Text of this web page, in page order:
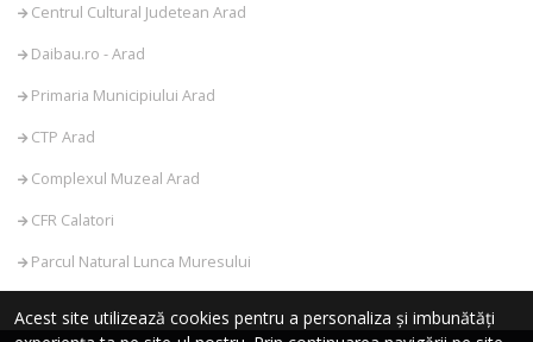
Centrul Cultural Judetean Arad
Daibau.ro - Arad
Primaria Municipiului Arad
CTP Arad
Complexul Muzeal Arad
CFR Calatori
Parcul Natural Lunca Muresului
Acest site utilizează cookies pentru a personaliza și imbunătăți